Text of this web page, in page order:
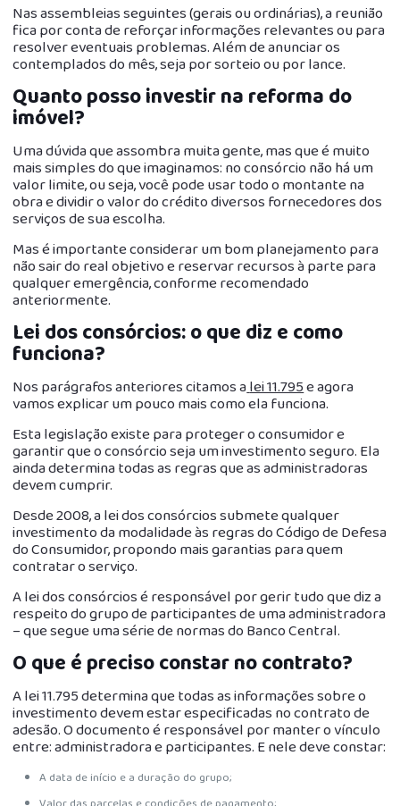
Nas assembleias seguintes (gerais ou ordinárias), a reunião
fica por conta de reforçar informações relevantes ou para
resolver eventuais problemas. Além de anunciar os
contemplados do mês, seja por sorteio ou por lance.
Quanto posso investir na reforma do
imóvel?
Uma dúvida que assombra muita gente, mas que é muito
mais simples do que imaginamos: no consórcio não há um
valor limite, ou seja, você pode usar todo o montante na
obra e dividir o valor do crédito diversos fornecedores dos
serviços de sua escolha.
Mas é importante considerar um bom planejamento para
não sair do real objetivo e reservar recursos à parte para
qualquer emergência, conforme recomendado
anteriormente.
Lei dos consórcios: o que diz e como
funciona?
Nos parágrafos anteriores citamos alei 11.795e agora
vamos explicar um pouco mais como ela funciona.
Esta legislação existe para proteger o consumidor e
garantir que o consórcio seja um investimento seguro. Ela
ainda determina todas as regras que as administradoras
devem cumprir.
Desde 2008, a lei dos consórcios submete qualquer
investimento da modalidade às regras do Código de Defesa
do Consumidor, propondo mais garantias para quem
contratar o serviço.
A lei dos consórcios é responsável por gerir tudo que diz a
respeito do grupo de participantes de uma administradora
– que segue uma série de normas do Banco Central.
O que é preciso constar no contrato?
A lei 11.795 determina que todas as informações sobre o
investimento devem estar especificadas no contrato de
adesão. O documento é responsável por manter o vínculo
entre: administradora e participantes. E nele deve constar:
A data de início e a duração do grupo;